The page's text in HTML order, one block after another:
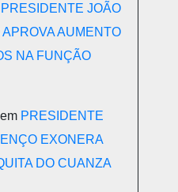
PRESIDENTE JOÃO
AUMENTO
NA FUNÇÃO
PRESIDENTE
EXONERA
DO CUANZA